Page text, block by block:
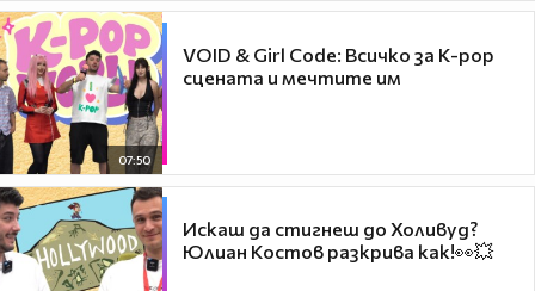
07:50
VOID & Girl Code: Всичко за K-pop
сцената и мечтите им
Искаш да стигнеш до Холивуд?
Юлиан Костов разкрива как!👀💥